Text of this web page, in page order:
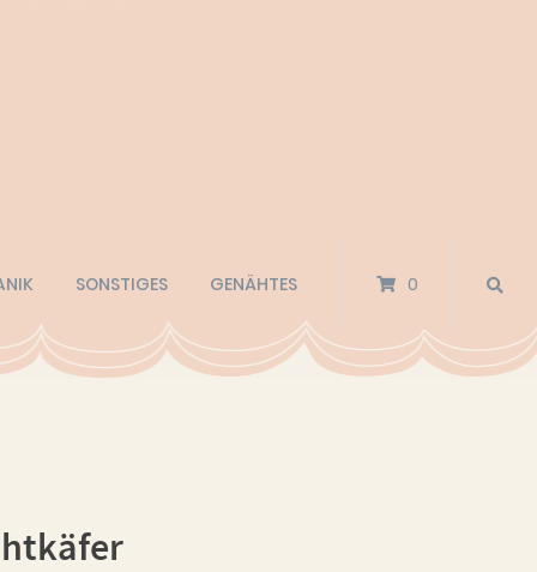
SONSTIGES GENÄHTES 0